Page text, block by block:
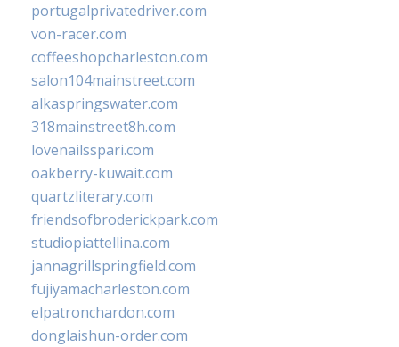
portugalprivatedriver.com
von-racer.com
coffeeshopcharleston.com
salon104mainstreet.com
alkaspringswater.com
318mainstreet8h.com
lovenailsspari.com
oakberry-kuwait.com
quartzliterary.com
friendsofbroderickpark.com
studiopiattellina.com
jannagrillspringfield.com
fujiyamacharleston.com
elpatronchardon.com
donglaishun-order.com